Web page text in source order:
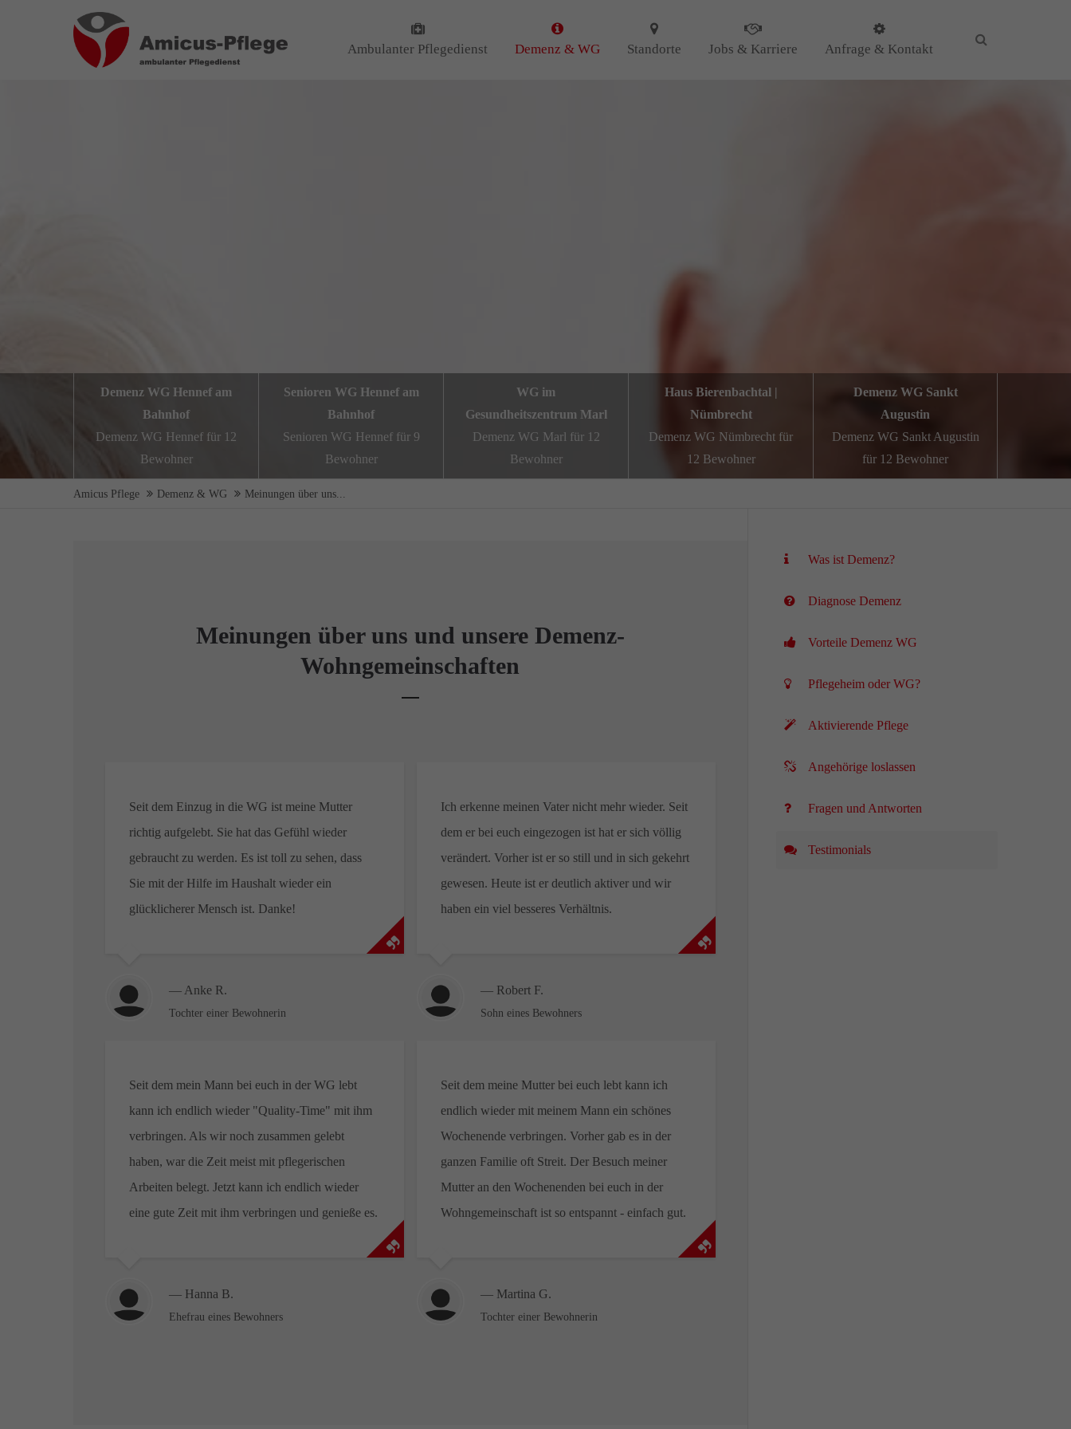
Login Über uns Kontakt
Ambulanter Pflegedienst Demenz & WG Standorte Jobs & Karriere Anfrage & Kontakt
Demenz WG Hennef am
Bahnhof
Demenz WG Hennef für 12
Bewohner
Senioren WG Hennef am
Bahnhof
Senioren WG Hennef für 9
Bewohner
WG im
Gesundheitszentrum Marl
Demenz WG Marl für 12
Bewohner
Haus Bierenbachtal |
Nümbrecht
Demenz WG Nümbrecht für
12 Bewohner
Demenz WG Sankt
Augustin
Demenz WG Sankt Augustin
für 12 Bewohner
Amicus Pflege Demenz & WG Meinungen über uns...
Meinungen über uns und unsere Demenz-
Wohngemeinschaften
Seit dem Einzug in die WG ist meine Mutter
richtig aufgelebt. Sie hat das Gefühl wieder
gebraucht zu werden. Es ist toll zu sehen, dass
Sie mit der Hilfe im Haushalt wieder ein
glücklicherer Mensch ist. Danke!
— Anke R.
Tochter einer Bewohnerin
Ich erkenne meinen Vater nicht mehr wieder. Seit
dem er bei euch eingezogen ist hat er sich völlig
verändert. Vorher ist er so still und in sich gekehrt
gewesen. Heute ist er deutlich aktiver und wir
haben ein viel besseres Verhältnis.
— Robert F.
Sohn eines Bewohners
Seit dem mein Mann bei euch in der WG lebt
kann ich endlich wieder "Quality-Time" mit ihm
verbringen. Als wir noch zusammen gelebt
haben, war die Zeit meist mit pflegerischen
Arbeiten belegt. Jetzt kann ich endlich wieder
eine gute Zeit mit ihm verbringen und genieße es.
— Hanna B.
Ehefrau eines Bewohners
Seit dem meine Mutter bei euch lebt kann ich
endlich wieder mit meinem Mann ein schönes
Wochenende verbringen. Vorher gab es in der
ganzen Familie oft Streit. Der Besuch meiner
Mutter an den Wochenenden bei euch in der
Wohngemeinschaft ist so entspannt - einfach gut.
— Martina G.
Tochter einer Bewohnerin
Was ist Demenz?
Diagnose Demenz
Vorteile Demenz WG
Pflegeheim oder WG?
Aktivierende Pflege
Angehörige loslassen
Fragen und Antworten
Testimonials